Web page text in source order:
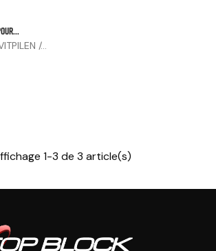
/...
1-3 de 3 article(s)